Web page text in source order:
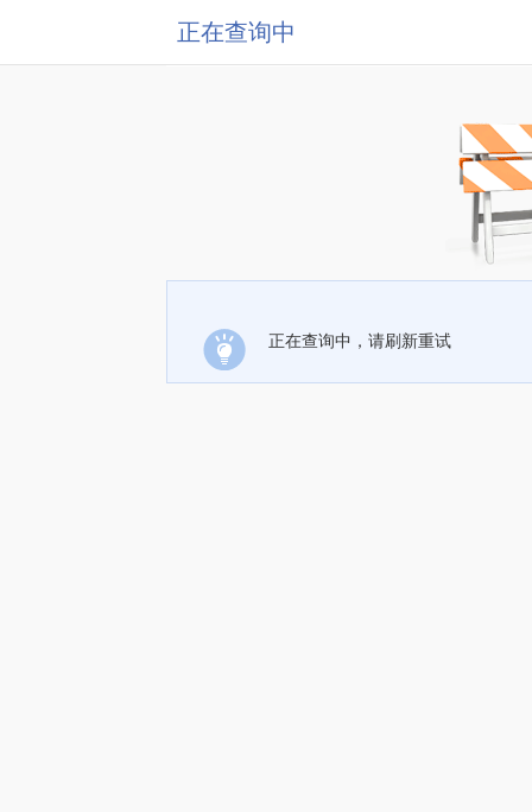
正在查询中
正在查询中，请刷新重试